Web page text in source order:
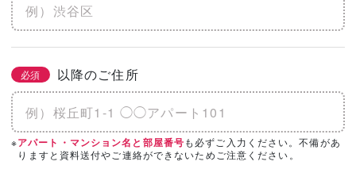
必須 以降のご住所
※アパート・マンション名と部屋番号も必ずご入力ください。不備があ
りますと資料送付やご連絡ができないためご注意ください。